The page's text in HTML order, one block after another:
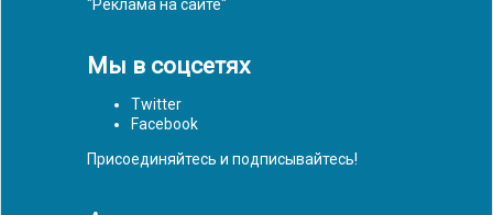
"Реклама на сайте"
Мы в соцсетях
Twitter
Facebook
Присоединяйтесь и подписывайтесь!